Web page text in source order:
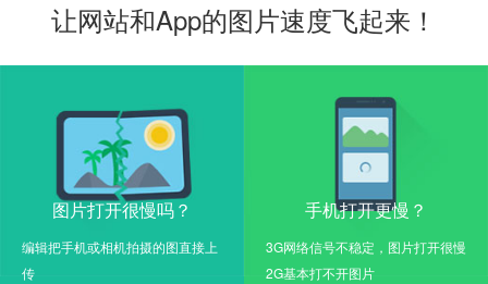
让网站和App的图片速度飞起来！
图片打开很慢吗？
编辑把手机或相机拍摄的图直接上
传
手机打开更慢？
3G网络信号不稳定，图片打开很慢
2G基本打不开图片